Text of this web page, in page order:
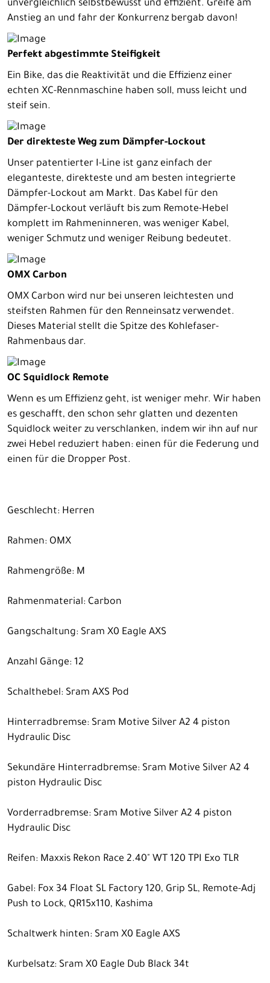
unvergleichlich selbstbewusst und effizient. Greife am
Anstieg an und fahr der Konkurrenz bergab davon!
Perfekt abgestimmte Steifigkeit
Ein Bike, das die Reaktivität und die Effizienz einer
echten XC-Rennmaschine haben soll, muss leicht und
steif sein.
Der direkteste Weg zum Dämpfer-Lockout
Unser patentierter I-Line ist ganz einfach der
eleganteste, direkteste und am besten integrierte
Dämpfer-Lockout am Markt. Das Kabel für den
Dämpfer-Lockout verläuft bis zum Remote-Hebel
komplett im Rahmeninneren, was weniger Kabel,
weniger Schmutz und weniger Reibung bedeutet.
OMX Carbon
OMX Carbon wird nur bei unseren leichtesten und
steifsten Rahmen für den Renneinsatz verwendet.
Dieses Material stellt die Spitze des Kohlefaser-
Rahmenbaus dar.
OC Squidlock Remote
Wenn es um Effizienz geht, ist weniger mehr. Wir haben
es geschafft, den schon sehr glatten und dezenten
Squidlock weiter zu verschlanken, indem wir ihn auf nur
zwei Hebel reduziert haben: einen für die Federung und
einen für die Dropper Post.
Geschlecht: Herren
Rahmen: OMX
Rahmengröße: M
Rahmenmaterial: Carbon
Gangschaltung: Sram X0 Eagle AXS
Anzahl Gänge: 12
Schalthebel: Sram AXS Pod
Hinterradbremse: Sram Motive Silver A2 4 piston
Hydraulic Disc
Sekundäre Hinterradbremse: Sram Motive Silver A2 4
piston Hydraulic Disc
Vorderradbremse: Sram Motive Silver A2 4 piston
Hydraulic Disc
Reifen: Maxxis Rekon Race 2.40" WT 120 TPI Exo TLR
Gabel: Fox 34 Float SL Factory 120, Grip SL, Remote-Adj
Push to Lock, QR15x110, Kashima
Schaltwerk hinten: Sram X0 Eagle AXS
Kurbelsatz: Sram X0 Eagle Dub Black 34t